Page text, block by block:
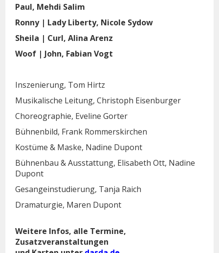
Paul, Mehdi Salim
Ronny | Lady Liberty, Nicole Sydow
Sheila | Curl, Alina Arenz
Woof | John, Fabian Vogt
Inszenierung, Tom Hirtz
Musikalische Leitung, Christoph Eisenburger
Choreographie, Eveline Gorter
Bühnenbild, Frank Rommerskirchen
Kostüme & Maske, Nadine Dupont
Bühnenbau & Ausstattung, Elisabeth Ott, Nadine
Dupont
Gesangeinstudierung, Tanja Raich
Dramaturgie, Maren Dupont
Weitere Infos, alle Termine,
Zusatzveranstaltungen